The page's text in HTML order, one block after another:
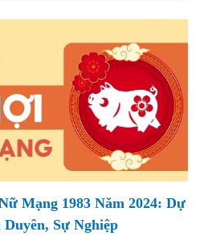
Mạng 1983 Năm 2024: Dự
Sự Nghiệp